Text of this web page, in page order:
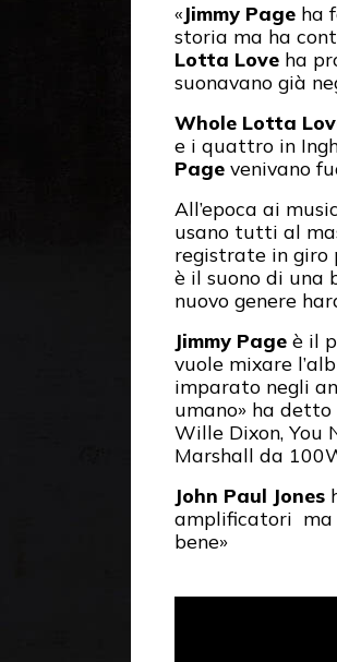
«Jimmy Page ha
storia ma ha
Lotta Love ha
suonavano già
Whole Lotta
e i quattro in
Page venivano
All’epoca ai
usano tutti al
registrate in giro
è il suono di una
nuovo genere
Jimmy Page è il
vuole mixare
imparato negli
umano» ha
Wille Dixon, You
Marshall da
John Paul Jones
amplificatori ma
bene»